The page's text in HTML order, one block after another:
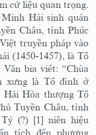
cứ liệu quan trọng.
Hải sinh quán
Châu, tỉnh Phúc
truyền pháp vào
(1450-1457), là Tổ
Văn bia viết: “Chùa
xưng là Tổ đình ở
Hòa thượng Tổ
Tuyền Châu, tỉnh
(?) [1] niên hiệu
tích đến phương